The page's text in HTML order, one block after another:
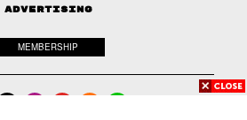
ADVERTISING
MEMBERSHIP